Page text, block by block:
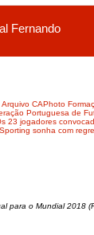
Fernando
Arquivo CAPhoto
Portuguesa de
23 jogadores
Sporting sonha com
para o Mundial 2018